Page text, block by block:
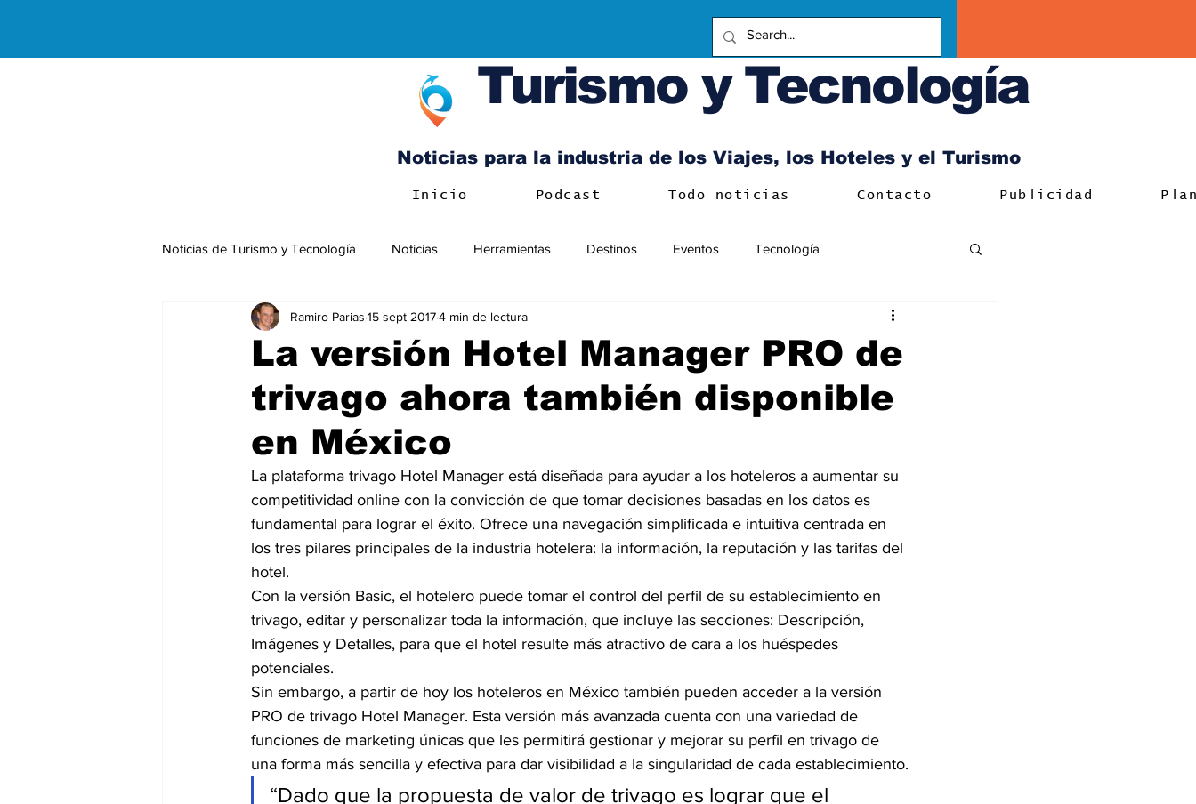
Turismo y Tecnología
Noticias para la industria de los Viajes, los Hoteles y el Turismo
Inicio Podcast Todo noticias Contacto Publicidad
Noticias de Turismo y Tecnología Noticias Herramientas Destinos Eventos Tecnología
Negocios Internacionales
La versión Hotel Manager PRO de
trivago ahora también disponible
en México
Ramiro Parias 15 sept 20174 min de lectura
La plataforma trivago Hotel Manager está diseñada para ayudar a los hoteleros a aumentar su
competitividad online con la convicción de que tomar decisiones basadas en los datos es
fundamental para lograr el éxito. Ofrece una navegación simplificada e intuitiva centrada en
los tres pilares principales de la industria hotelera: la información, la reputación y las tarifas del
hotel.
Con la versión Basic, el hotelero puede tomar el control del perfil de su establecimiento en
trivago, editar y personalizar toda la información, que incluye las secciones: Descripción,
Imágenes y Detalles, para que el hotel resulte más atractivo de cara a los huéspedes
potenciales.
Sin embargo, a partir de hoy los hoteleros en México también pueden acceder a la versión
PRO de trivago Hotel Manager. Esta versión más avanzada cuenta con una variedad de
funciones de marketing únicas que les permitirá gestionar y mejorar su perfil en trivago de
una forma más sencilla y efectiva para dar visibilidad a la singularidad de cada establecimiento.
“Dado que la propuesta de valor de trivago es lograr que el